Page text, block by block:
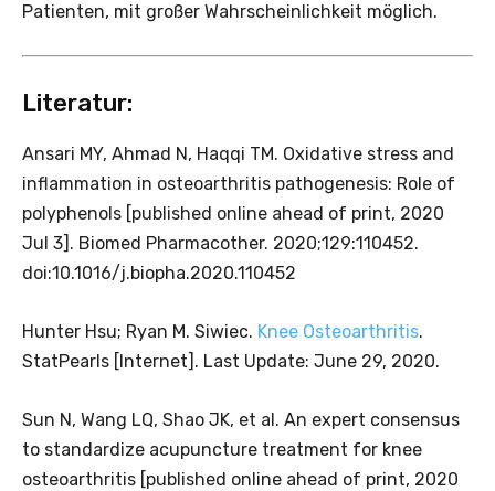
Patienten, mit großer Wahrscheinlichkeit möglich.
Literatur:
Ansari MY, Ahmad N, Haqqi TM. Oxidative stress and
inflammation in osteoarthritis pathogenesis: Role of
polyphenols [published online ahead of print, 2020
Jul 3]. Biomed Pharmacother. 2020;129:110452.
doi:10.1016/j.biopha.2020.110452
Hunter Hsu; Ryan M. Siwiec. Knee Osteoarthritis.
StatPearls [Internet]. Last Update: June 29, 2020.
Sun N, Wang LQ, Shao JK, et al. An expert consensus
to standardize acupuncture treatment for knee
osteoarthritis [published online ahead of print, 2020